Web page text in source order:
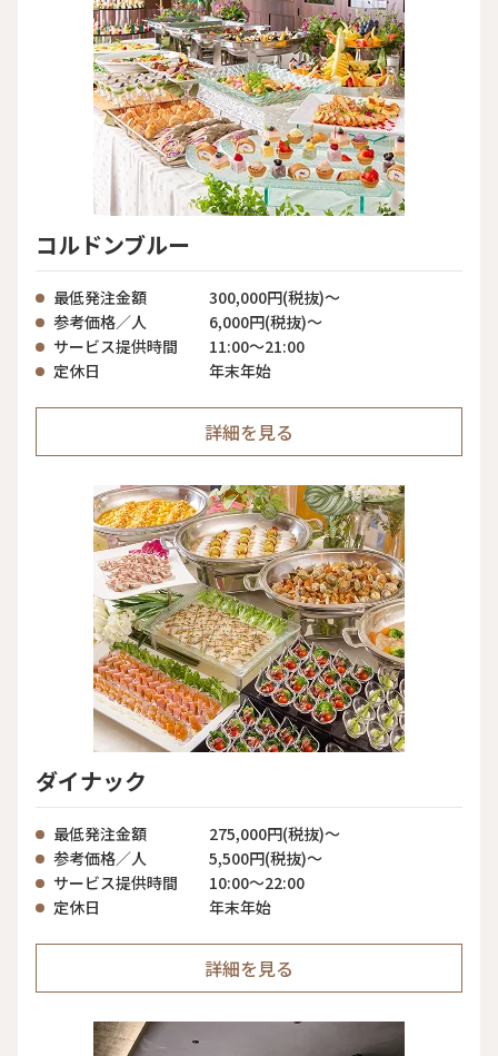
コルドンブルー
最低発注金額
300,000円(税抜)～
参考価格／人
6,000円(税抜)～
サービス提供時間
11:00〜21:00
定休日
年末年始
詳細を見る
ダイナック
最低発注金額
275,000円(税抜)～
参考価格／人
5,500円(税抜)～
サービス提供時間
10:00〜22:00
定休日
年末年始
詳細を見る